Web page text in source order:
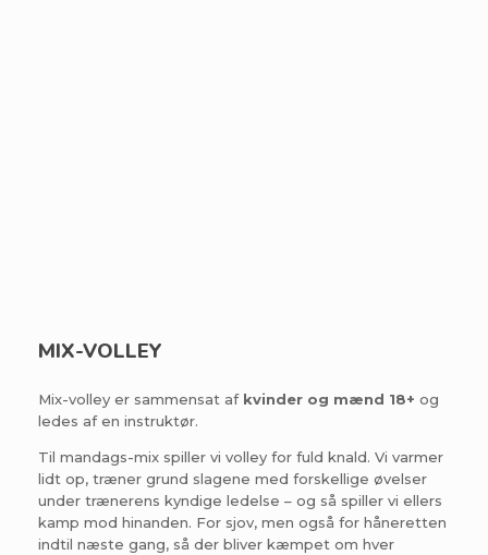
MIX-VOLLEY
Mix-volley er sammensat af kvinder og mænd 18+ og
ledes af en instruktør.
Til mandags-mix spiller vi volley for fuld knald. Vi varmer
lidt op, træner grund slagene med forskellige øvelser
under trænerens kyndige ledelse – og så spiller vi ellers
kamp mod hinanden. For sjov, men også for håneretten
indtil næste gang, så der bliver kæmpet om hver